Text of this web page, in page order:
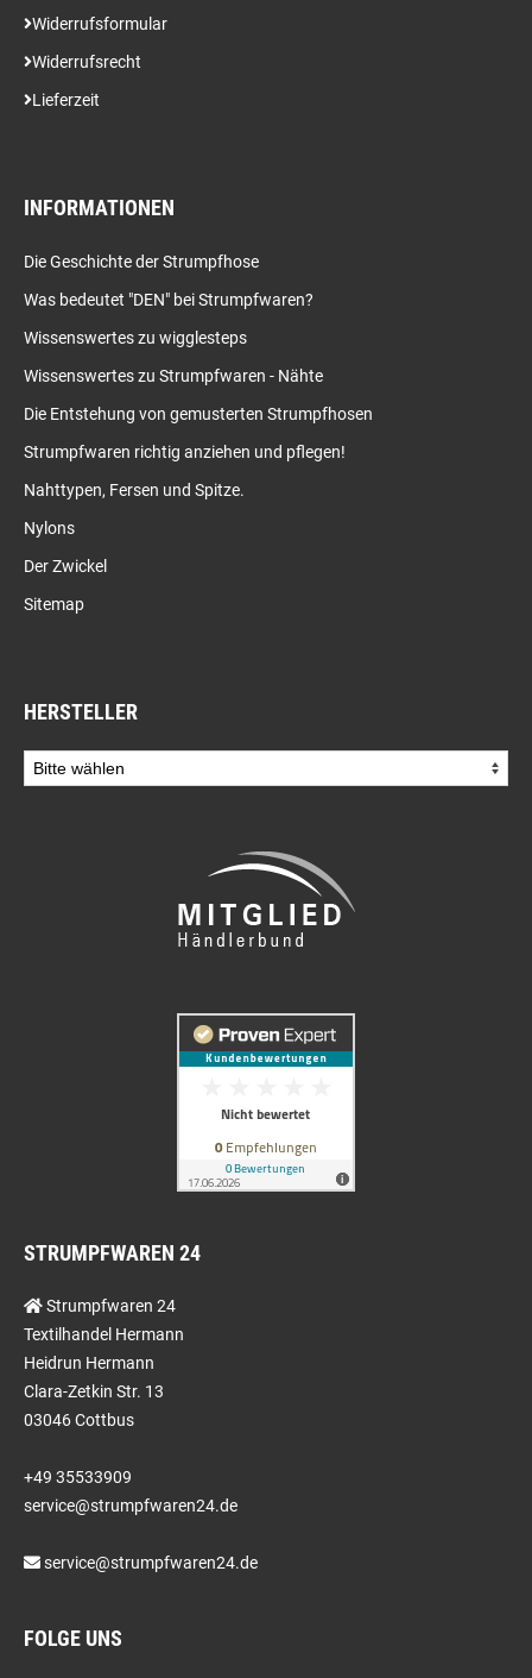
Widerrufsformular
Widerrufsrecht
Lieferzeit
INFORMATIONEN
Die Geschichte der Strumpfhose
Was bedeutet "DEN" bei Strumpfwaren?
Wissenswertes zu wigglesteps
Wissenswertes zu Strumpfwaren - Nähte
Die Entstehung von gemusterten Strumpfhosen
Strumpfwaren richtig anziehen und pflegen!
Nahttypen, Fersen und Spitze.
Nylons
Der Zwickel
Sitemap
HERSTELLER
STRUMPFWAREN 24
Strumpfwaren 24
Textilhandel Hermann
Heidrun Hermann
Clara-Zetkin Str. 13
03046 Cottbus
+49 35533909
service@strumpfwaren24.de
service@strumpfwaren24.de
FOLGE UNS